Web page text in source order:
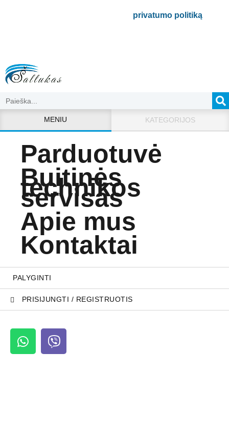
privatumo politiką.
MENIU KATEGORIJOS
Parduotuvė
Buitinės
technikos
servisas
Apie mus
Kontaktai
PALYGINTI
PRISIJUNGTI / REGISTRUOTIS